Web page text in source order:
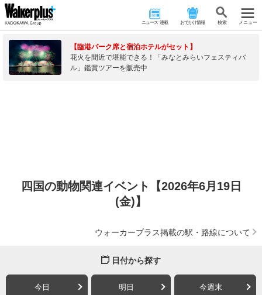
ニュース･連載 おでかけ情報 検 索 メニュー
【臨港パーク席と宿泊ホテルがセット】
花火を間近で堪能できる！「みなとみらいフェスティバ
ル」鑑賞ツアーを販売中
四国の動物関連イベント【2026年6月19日
(金)】
ウォーカープラス掲載の駅・路線について
日付から探す
今日 明日 今週末